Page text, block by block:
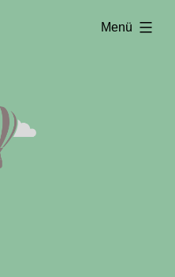
Menü
aufgeklappt